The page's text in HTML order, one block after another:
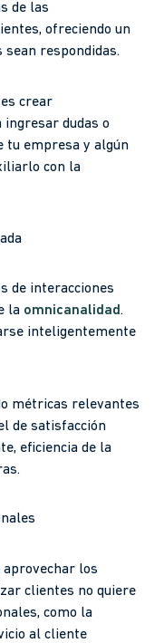
de las
ofreciendo un
sean respondidas.
crear
ingresar dudas o
tu empresa y algún
con la
de interacciones
la omnicanalidad.
inteligentemente
métricas relevantes
de satisfacción
eficiencia de la
aprovechar los
clientes no quiere
como la
al cliente